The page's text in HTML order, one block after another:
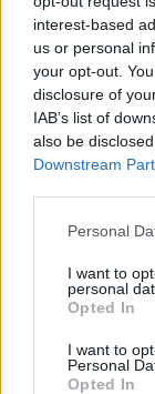
interest-based
us or personal
your opt-out.
disclosure of
IAB’s list of
also be
Downstream
Personal
I want to
personal
Opted In
I want to
Personal
Opted In